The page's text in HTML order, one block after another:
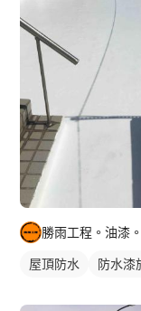
勝雨工程。油漆
屋頂防水 防水漆